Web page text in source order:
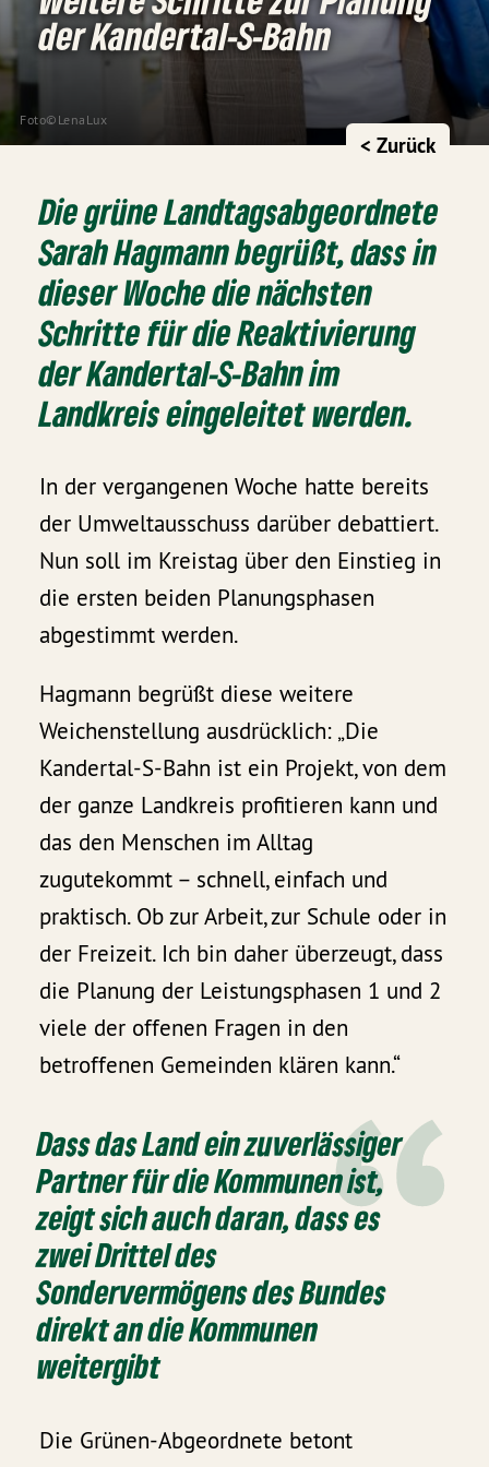
Foto©LenaLux
der Kandertal-S-Bahn
< Zurück
Die grüne Landtagsabgeordnete
Sarah Hagmann begrüßt, dass in
dieser Woche die nächsten
Schritte für die Reaktivierung
der Kandertal-S-Bahn im
Landkreis eingeleitet werden.
In der vergangenen Woche hatte bereits
der Umweltausschuss darüber debattiert.
Nun soll im Kreistag über den Einstieg in
die ersten beiden Planungsphasen
abgestimmt werden.
Hagmann begrüßt diese weitere
Weichenstellung ausdrücklich: „Die
Kandertal-S-Bahn ist ein Projekt, von dem
der ganze Landkreis profitieren kann und
das den Menschen im Alltag
zugutekommt – schnell, einfach und
praktisch. Ob zur Arbeit, zur Schule oder in
der Freizeit. Ich bin daher überzeugt, dass
die Planung der Leistungsphasen 1 und 2
viele der offenen Fragen in den
betroffenen Gemeinden klären kann.“
Dass das Land ein zuverlässiger
Partner für die Kommunen ist,
zeigt sich auch daran, dass es
zwei Drittel des
Sondervermögens des Bundes
direkt an die Kommunen
weitergibt
Die Grünen-Abgeordnete betont